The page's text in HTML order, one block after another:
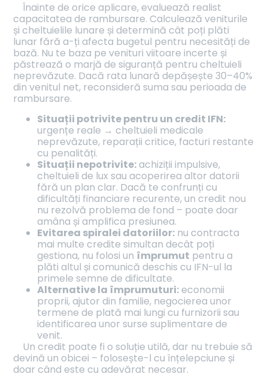
Înainte de orice aplicare, evaluează realist
capacitatea de rambursare. Calculează veniturile
și cheltuielile lunare și determină cât poți plăti
lunar fără a-ți afecta bugetul pentru necesități de
bază. Nu te baza pe venituri viitoare incerte și
păstrează o marjă de siguranță pentru cheltuieli
neprevăzute. Dacă rata lunară depășește 30–40%
din venitul net, reconsideră suma sau perioada de
rambursare.
Situații potrivite pentru un credit IFN:
urgențe reale → cheltuieli medicale
neprevăzute, reparații critice, facturi restante
cu penalități.
Situații nepotrivite:achiziții impulsive,
cheltuieli de lux sau acoperirea altor datorii
fără un plan clar. Dacă te confrunți cu
dificultăți financiare recurente, un credit nou
nu rezolvă problema de fond – poate doar
amâna și amplifica presiunea.
Evitarea spiralei datoriilor: nu contracta
mai multe credite simultan decât poți
gestiona, nu folosi un împrumut pentru a
plăti altul și comunică deschis cu IFN-ul la
primele semne de dificultate.
Alternative la împrumuturi:economii
proprii, ajutor din familie, negocierea unor
termene de plată mai lungi cu furnizorii sau
identificarea unor surse suplimentare de
venit.
Un credit poate fi o soluție utilă, dar nu trebuie să
devină un obicei – folosește-l cu înțelepciune și
doar când este cu adevărat necesar.